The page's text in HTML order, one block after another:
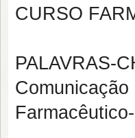
CURSO
PALAVRAS-